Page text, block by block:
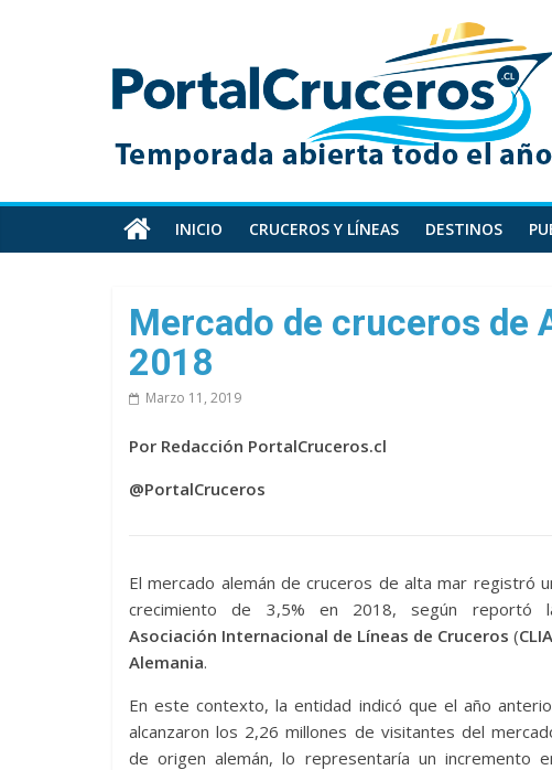
PortalCruceros
Toda
información
cruceros
en
un
sitio
INICIO CRUCEROS Y LÍNEAS DESTINOS
Mercado de cruceros de
2018
Marzo 11, 2019
Por Redacción PortalCruceros.cl
@PortalCruceros
El mercado alemán de cruceros de alta mar registró
crecimiento de 3,5% en 2018, según reportó
Asociación Internacional de Líneas de Cruceros (CLIA
Alemania.
En este contexto, la entidad indicó que el año
alcanzaron los 2,26 millones de visitantes del
de origen alemán, lo representaría un incremento